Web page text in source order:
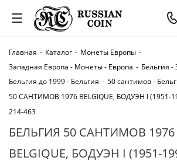
Главная - Каталог - Монеты Европы -
Западная Европа - Монеты - Европа - Бельгия -
Бельгия до 1999 - Бельгия - 50 сантимов -
50 САНТИМОВ 1976 BELGIQUE, БОДУЭН I (1951-
214-463
БЕЛЬГИЯ 50 САНТИМОВ 1976
BELGIQUE, БОДУЭН I (1951-